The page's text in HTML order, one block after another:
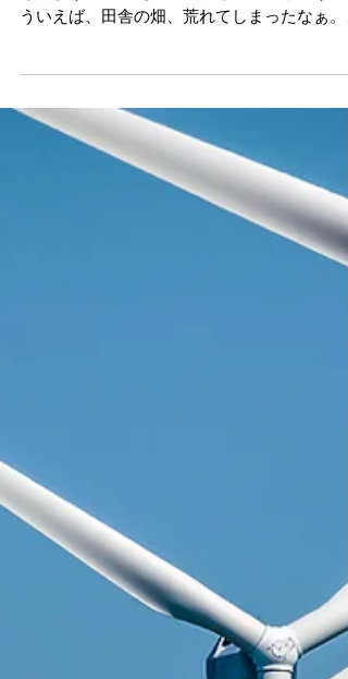
んなことを思いながら、通勤電車でこの記事
読んでいる方もいるのではないでしょうか。
んぼや畑という農地を維持し、荒れ果てた耕
放棄地を再生すること...